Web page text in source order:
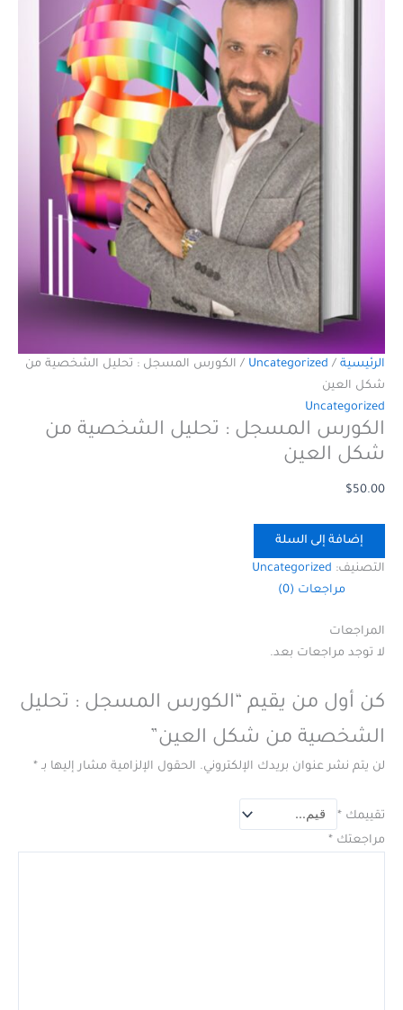
الرئيسية /
Uncategorized / الكورس المسجل : تحليل الشخصية من
شكل العين
Uncategorized
الكورس المسجل : تحليل الشخصية من
شكل العين
$50.00
إضافة إلى السلة
التصنيف: Uncategorized
مراجعات (0)
المراجعات
لا توجد مراجعات بعد.
كن أول من يقيم “الكورس المسجل : تحليل
الشخصية من شكل العين”
لن يتم نشر عنوان بريدك الإلكتروني. الحقول الإلزامية مشار إليها بـ *
تقييمك *
مراجعتك *